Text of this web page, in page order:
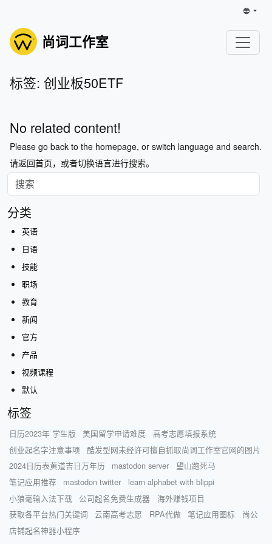
尚词工作室
标签: 创业板50ETF
No related content!
Please go back to the homepage, or switch language and search.
请返回首页，或者切换语言进行搜索。
分类
英语
日语
技能
职场
教育
新闻
官方
产品
视频课程
默认
标签
日历2023年 学生版 美国留学申请难度
高考志愿填报系统
创业起名字注意事项
酷发型网未经许可擅自抓取尚词工作室官网的图片
2024日历表黄道吉日万年历
mastodon server
望山跑死马
笔记应用推荐
mastodon twitter
learn alphabet with blippi
小狼毫输入法下载
公司起名免费生成器
海外赚钱项目
获取各平台热门关键词
云南高考志愿 RPA代做 笔记应用图标
尚公
店铺起名神器小程序